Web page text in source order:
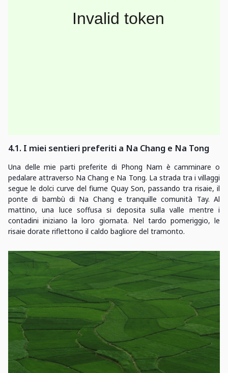
4.1. I miei sentieri preferiti a Na Chang e Na Tong
Una delle mie parti preferite di Phong Nam è camminare o
pedalare attraverso Na Chang e Na Tong. La strada tra i villaggi
segue le dolci curve del fiume Quay Son, passando tra risaie, il
ponte di bambù di Na Chang e tranquille comunità Tay. Al
mattino, una luce soffusa si deposita sulla valle mentre i
contadini iniziano la loro giornata. Nel tardo pomeriggio, le
risaie dorate riflettono il caldo bagliore del tramonto.